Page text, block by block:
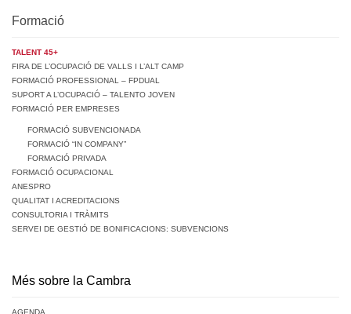
Formació
TALENT 45+
FIRA DE L’OCUPACIÓ DE VALLS I L’ALT CAMP
FORMACIÓ PROFESSIONAL – FPDUAL
SUPORT A L’OCUPACIÓ – TALENTO JOVEN
FORMACIÓ PER EMPRESES
FORMACIÓ SUBVENCIONADA
FORMACIÓ “IN COMPANY”
FORMACIÓ PRIVADA
FORMACIÓ OCUPACIONAL
ANESPRO
QUALITAT I ACREDITACIONS
CONSULTORIA I TRÀMITS
SERVEI DE GESTIÓ DE BONIFICACIONS: SUBVENCIONS
Més sobre la Cambra
AGENDA